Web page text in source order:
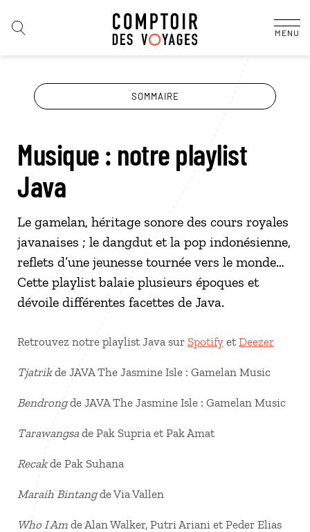
MENU
SOMMAIRE
Musique : notre playlist
Java
Le gamelan, héritage sonore des cours royales
javanaises ; le dangdut et la pop indonésienne,
reflets d’une jeunesse tournée vers le monde…
Cette playlist balaie plusieurs époques et
dévoile différentes facettes de Java.
Retrouvez notre playlist Java sur Spotify et Deezer
Tjatrikde JAVA The Jasmine Isle : Gamelan Music
Bendrongde JAVA The Jasmine Isle : Gamelan Music
Tarawangsa de Pak Supria et Pak Amat
Recakde Pak Suhana
Maraih Bintangde Via Vallen
Who I Am de Alan Walker, Putri Ariani et Peder Elias